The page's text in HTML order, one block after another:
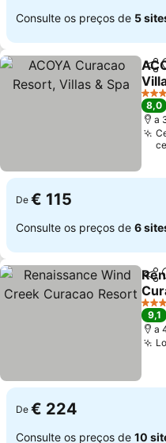
Consulte os preços de 5
Ver
4
8,0
a
De € 115
Consulte os preços de 6
Ver
4
9,1
a
De € 224
Consulte os preços de 10